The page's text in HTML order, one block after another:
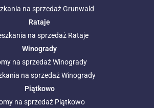
na sprzedaż Grunwald
Rataje
na sprzedaż Rataje
Winogrady
na sprzedaż Winogrady
na sprzedaż Winogrady
Piątkowo
na sprzedaż Piątkowo